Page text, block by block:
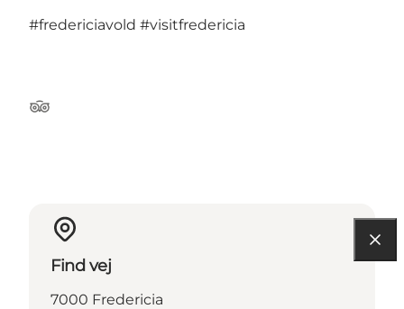
#fredericiavold #visitfredericia
Tripadvisor
Find vej
7000 Fredericia